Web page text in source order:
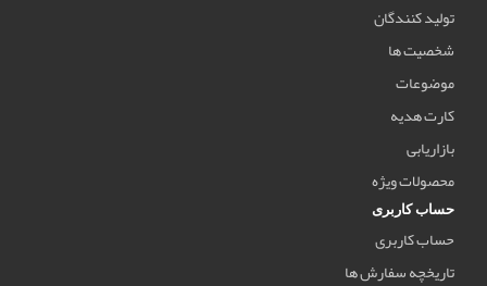
تولید کنندگان
شخصیت ها
موضوعات
کارت هدیه
بازاریابی
محصولات ویژه
حساب کاربری
حساب کاربری
تاریخچه سفارش ها